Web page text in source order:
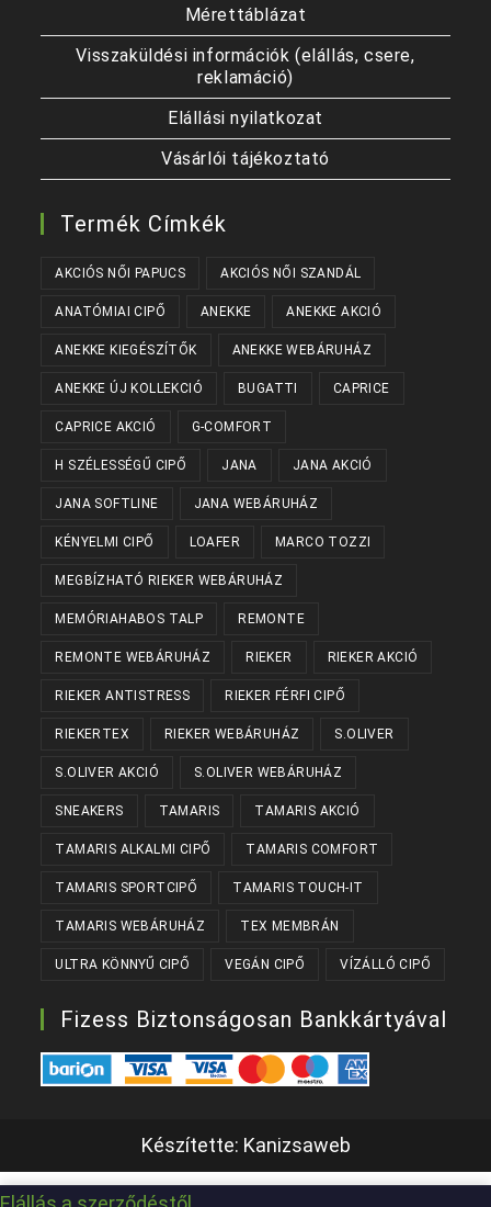
Mérettáblázat
Visszaküldési információk (elállás, csere,
reklamáció)
Elállási nyilatkozat
Vásárlói tájékoztató
Termék Címkék
AKCIÓS NŐI PAPUCS AKCIÓS NŐI SZANDÁL
ANATÓMIAI CIPŐ ANEKKE ANEKKE AKCIÓ
ANEKKE KIEGÉSZÍTŐK ANEKKE WEBÁRUHÁZ
ANEKKE ÚJ KOLLEKCIÓ BUGATTI CAPRICE
CAPRICE AKCIÓ G-COMFORT
H SZÉLESSÉGŰ CIPŐ JANA JANA AKCIÓ
JANA SOFTLINE JANA WEBÁRUHÁZ
KÉNYELMI CIPŐ LOAFER MARCO TOZZI
MEGBÍZHATÓ RIEKER WEBÁRUHÁZ
MEMÓRIAHABOS TALP REMONTE
REMONTE WEBÁRUHÁZ RIEKER RIEKER AKCIÓ
RIEKER ANTISTRESS RIEKER FÉRFI CIPŐ
RIEKERTEX RIEKER WEBÁRUHÁZ S.OLIVER
S.OLIVER AKCIÓ S.OLIVER WEBÁRUHÁZ
SNEAKERS TAMARIS TAMARIS AKCIÓ
TAMARIS ALKALMI CIPŐ TAMARIS COMFORT
TAMARIS SPORTCIPŐ TAMARIS TOUCH-IT
TAMARIS WEBÁRUHÁZ TEX MEMBRÁN
ULTRA KÖNNYŰ CIPŐ VEGÁN CIPŐ VÍZÁLLÓ CIPŐ
Fizess Biztonságosan Bankkártyával
Készítette: Kanizsaweb